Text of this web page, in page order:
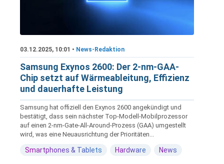
03.12.2025, 10:01 • News-Redaktion
Samsung Exynos 2600: Der 2-nm-GAA-
Chip setzt auf Wärmeableitung, Effizienz
und dauerhafte Leistung
Samsung hat offiziell den Exynos 2600 angekündigt und
bestätigt, dass sein nächster Top-Modell-Mobilprozessor
auf einen 2-nm-Gate-All-Around-Prozess (GAA) umgestellt
wird, was eine Neuausrichtung der Prioritäten...
Smartphones & Tablets Hardware News